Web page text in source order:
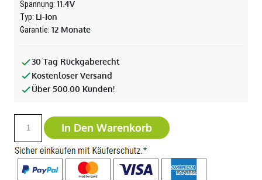
Spannung: 11.4V
Typ: Li-Ion
Garantie: 12 Monate
30 Tag Rückgaberecht
Kostenloser Versand
Über 500.00 Kunden!
In Den Warenkorb